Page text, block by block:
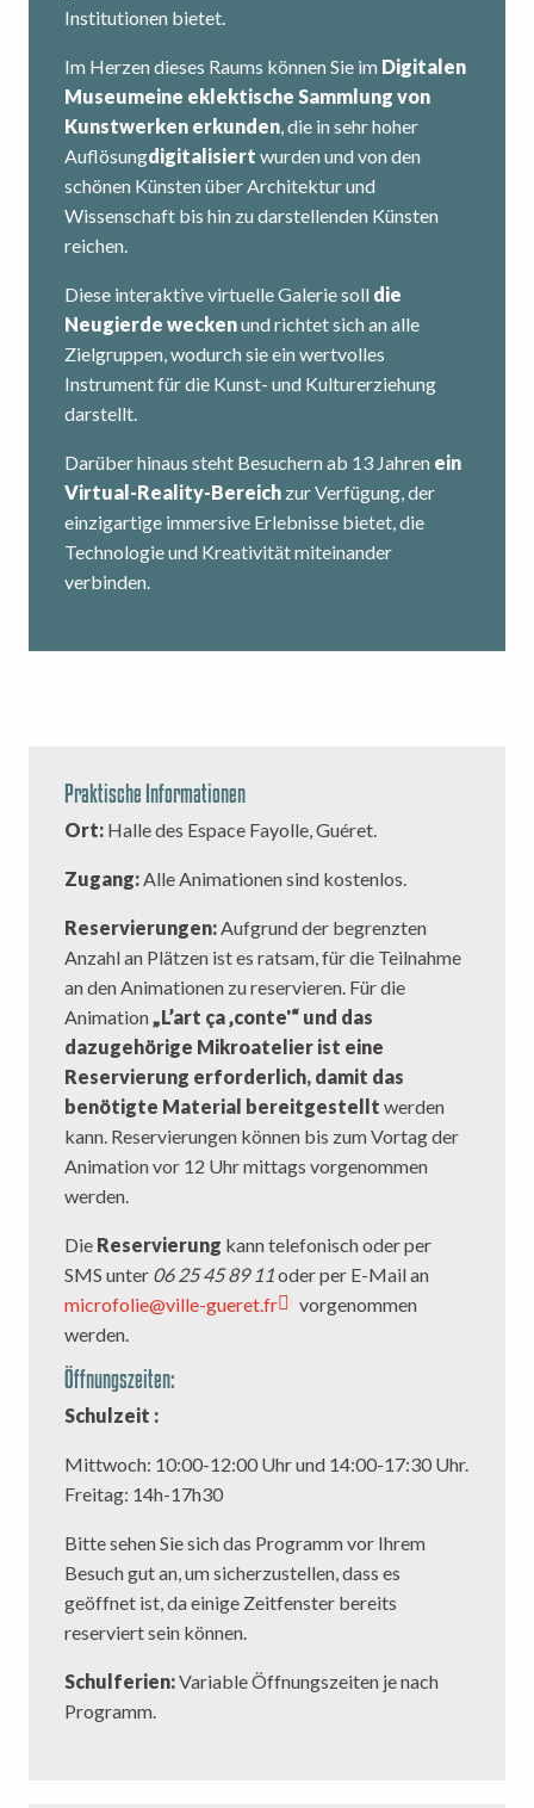
Institutionen bietet.
Im Herzen dieses Raums können Sie im Digitalen
Museumeine eklektische Sammlung von
Kunstwerken erkunden, die in sehr hoher
Auflösungdigitalisiert wurden und von den
schönen Künsten über Architektur und
Wissenschaft bis hin zu darstellenden Künsten
reichen.
Diese interaktive virtuelle Galerie soll die
Neugierde weckenund richtet sich an alle
Zielgruppen, wodurch sie ein wertvolles
Instrument für die Kunst- und Kulturerziehung
darstellt.
Darüber hinaus steht Besuchern ab 13 Jahren ein
Virtual-Reality-Bereich zur Verfügung, der
einzigartige immersive Erlebnisse bietet, die
Technologie und Kreativität miteinander
verbinden.
Praktische Informationen
Ort: Halle des Espace Fayolle, Guéret.
Zugang:Alle Animationen sind kostenlos.
Reservierungen:Aufgrund der begrenzten
Anzahl an Plätzen ist es ratsam, für die Teilnahme
an den Animationen zu reservieren. Für die
Animation„L’art ça ‚conte'“ und das
dazugehörige Mikroatelier ist eine
Reservierung erforderlich, damit das
benötigte Material bereitgestellt werden
kann. Reservierungen können bis zum Vortag der
Animation vor 12 Uhr mittags vorgenommen
werden.
Die Reservierung kann telefonisch oder per
SMS unter 06 25 45 89 11oder per E-Mail an
microfolie@ville-gueret.fr
vorgenommen
werden.
Öffnungszeiten:
Schulzeit :
Mittwoch: 10:00-12:00 Uhr und 14:00-17:30 Uhr.
Freitag: 14h-17h30
Bitte sehen Sie sich das Programm vor Ihrem
Besuch gut an, um sicherzustellen, dass es
geöffnet ist, da einige Zeitfenster bereits
reserviert sein können.
Schulferien:Variable Öffnungszeiten je nach
Programm.